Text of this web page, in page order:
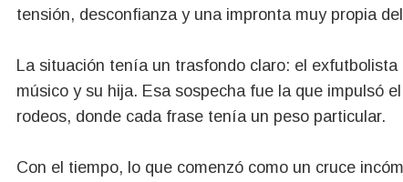
tensión, desconfianza y una impronta muy propia
La situación tenía un trasfondo claro: el
músico y su hija. Esa sospecha fue la que impulsó
rodeos, donde cada frase tenía un peso particular.
Con el tiempo, lo que comenzó como un cruce